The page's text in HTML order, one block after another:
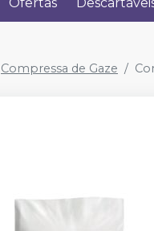
Compressa de Gaze